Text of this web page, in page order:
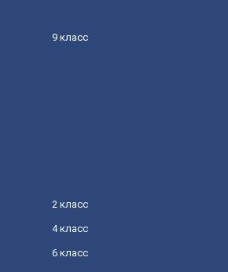
9 класс
2 класс
4 класс
6 класс